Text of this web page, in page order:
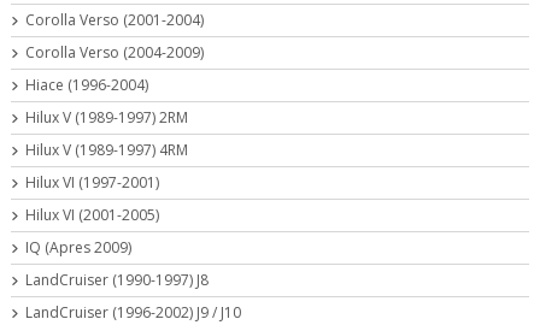
Corolla Verso (2001-2004)
Corolla Verso (2004-2009)
Hiace (1996-2004)
Hilux V (1989-1997) 2RM
Hilux V (1989-1997) 4RM
Hilux VI (1997-2001)
Hilux VI (2001-2005)
IQ (Apres 2009)
LandCruiser (1990-1997) J8
LandCruiser (1996-2002) J9 / J10